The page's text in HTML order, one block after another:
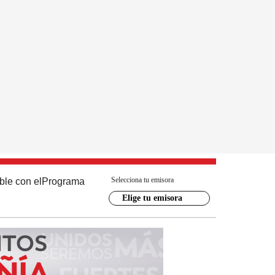
con el Programa Selecciona tu emisora
Elige tu emisora